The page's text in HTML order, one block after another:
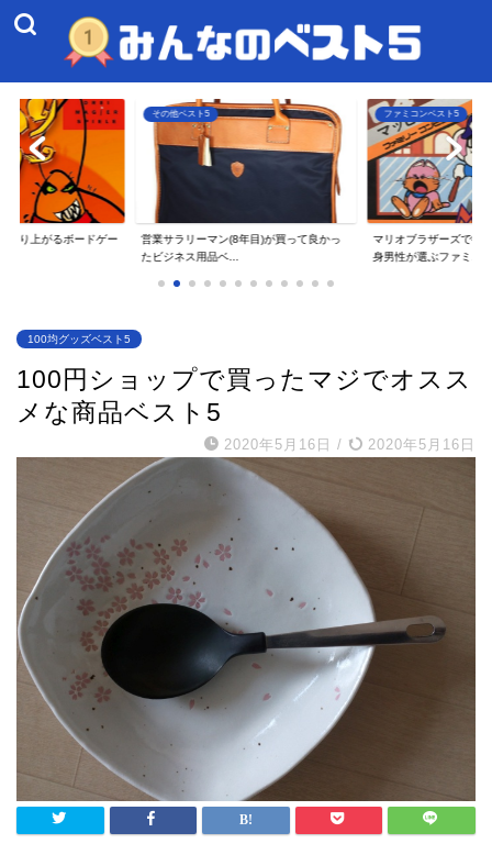
年目)が買って良かっ
ファミコンベスト5
マリオブラザーズで衝撃を受けた40代独
身男性が選ぶファミ...
その他ベスト5
一人暮らしのアラサー
てよかったAmaz...
100均グッズベスト5
100円ショップで買ったマジでオスス
メな商品ベスト5
2020年5月16日 / 2020年5月16日